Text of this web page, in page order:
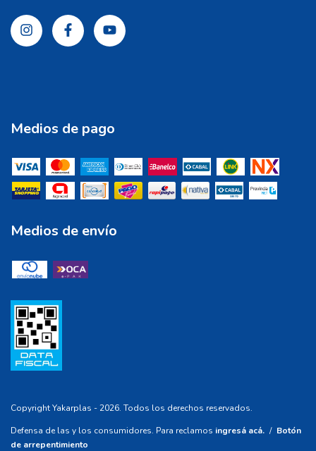
Medios de pago
Medios de envío
Copyright Yakarplas - 2026. Todos los derechos reservados.
Defensa de las y los consumidores. Para reclamos ingresá acá. / Botón
de arrepentimiento